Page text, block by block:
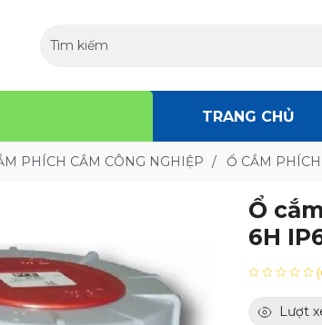
TRANG CHỦ
PHÍCH CẮM CÔNG NGHIỆP / Ổ CẮM
Ổ
6H
Lượt